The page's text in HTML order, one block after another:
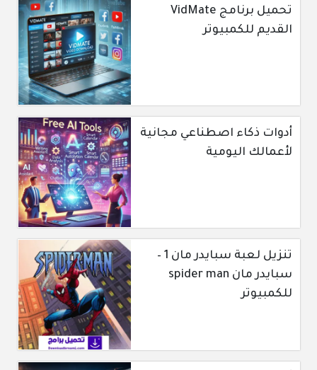
تحميل برنامج VidMate
القديم للكمبيوتر
أدوات ذكاء اصطناعي مجانية
لأعمالك اليومية
تنزيل لعبة سبايدر مان 1 –
سبايدر مان spider man
للكمبيوتر